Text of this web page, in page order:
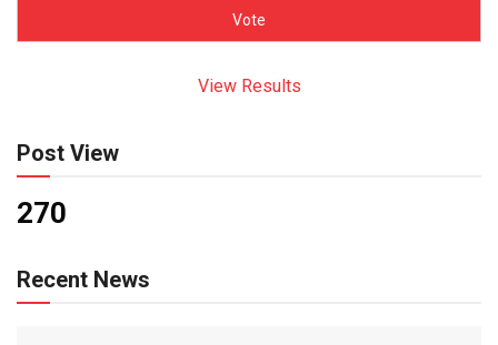
View Results
Post View
270
Recent News